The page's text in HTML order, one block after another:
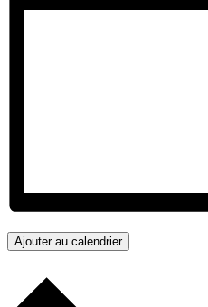
Ajouter au calendrier